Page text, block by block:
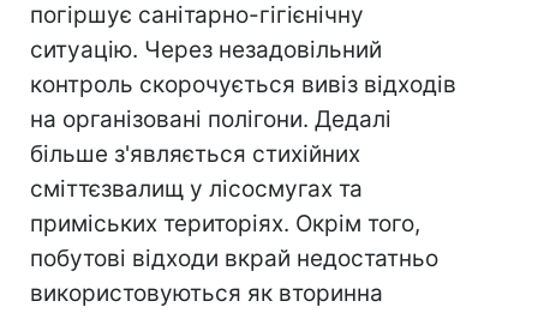
погіршує санітарно-гігієнічну
ситуацію. Через незадовільний
контроль скорочується вивіз відходів
на організовані полігони. Дедалі
більше з'являється стихійних
сміттєзвалищ у лісосмугах та
приміських територіях. Окрім того,
побутові відходи вкрай недостатньо
використовуються як вторинна